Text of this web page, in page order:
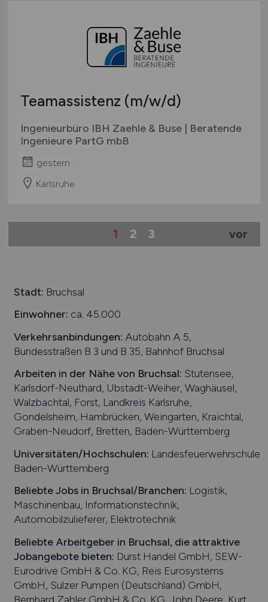
Teamassistenz (m/w/d)
Ingenieurbüro IBH Zaehle & Buse | Beratende
Ingenieure PartG mbB
gestern
Karlsruhe
1 2 3 vor
Stadt: Bruchsal
Einwohner: ca. 45.000
Verkehrsanbindungen: Autobahn A 5,
Bundesstraßen B 3 und B 35, Bahnhof Bruchsal
Arbeiten in der Nähe von Bruchsal: Stutensee,
Karlsdorf-Neuthard, Ubstadt-Weiher, Waghäusel,
Walzbachtal, Forst, Landkreis Karlsruhe,
Gondelsheim, Hambrücken, Weingarten, Kraichtal,
Graben-Neudorf, Bretten, Baden-Württemberg
Universitäten/Hochschulen: Landesfeuerwehrschule
Baden-Württemberg
Beliebte Jobs in Bruchsal/Branchen: Logistik,
Maschinenbau, Informationstechnik,
Automobilzulieferer, Elektrotechnik
Beliebte Arbeitgeber in Bruchsal, die attraktive
Jobangebote bieten: Durst Handel GmbH, SEW-
Eurodrive GmbH & Co. KG, Reis Eurosystems
GmbH, Sulzer Pumpen (Deutschland) GmbH,
Bernhard Zabler GmbH & Co. KG, John Deere, Kurt